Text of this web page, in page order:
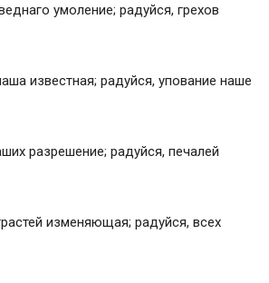
умоление; радуйся, грехов
известная; радуйся, упование наше
разрешение; радуйся, печалей
изменяющая; радуйся, всех